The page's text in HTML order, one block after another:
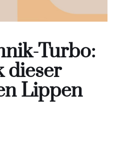
Turbo:
dieser
Lippen